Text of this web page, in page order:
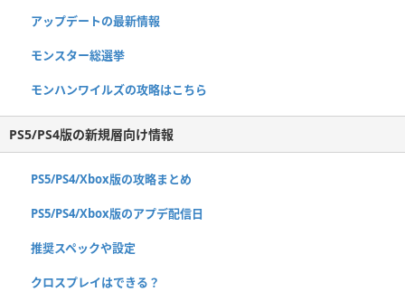
アップデートの最新情報
モンスター総選挙
モンハンワイルズの攻略はこちら
PS5/PS4版の新規層向け情報
PS5/PS4/Xbox版の攻略まとめ
PS5/PS4/Xbox版のアプデ配信日
推奨スペックや設定
クロスプレイはできる？